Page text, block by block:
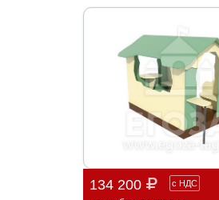
134 200 с НДС